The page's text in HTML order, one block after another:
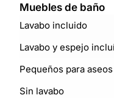
Muebles de baño
Lavabo incluido
Lavabo y espejo
Pequeños para aseos
Sin lavabo